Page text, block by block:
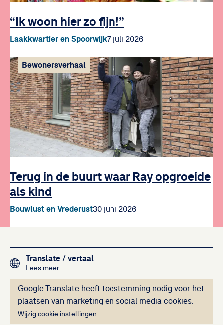
“Ik woon hier zo fijn!”
Laakkwartier en Spoorwijk7 juli 2026
Terug in de buurt waar Ray opgroeide
als kind
Bouwlust en Vrederust30 juni 2026
Bewonersverhaal
Translate / vertaal
Lees meerover het vertalen van de teksten op deze website
Deze inhoud kan
Google Translate heeft toestemming nodig voor het
plaatsen van marketing en social media cookies.
Wijzig cookie instellingen